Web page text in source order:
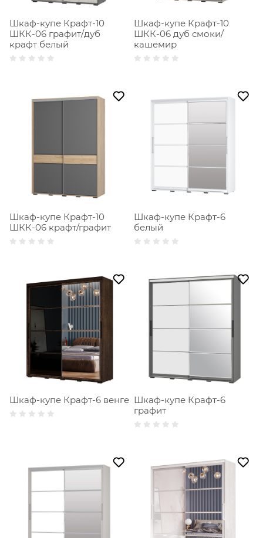
Шкаф-купе Крафт-10
ШКК-06 графит/дуб
крафт белый
Шкаф-купе Крафт-10
ШКК-06 дуб смоки/
кашемир
Шкаф-купе Крафт-10
ШКК-06 крафт/графит
Шкаф-купе Крафт-6
белый
Шкаф-купе Крафт-6 венге Шкаф-купе Крафт-6
графит